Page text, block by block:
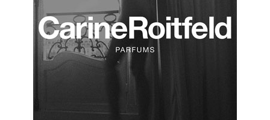
AUTO
LIEUX TENDANCES
BEAUTÉ